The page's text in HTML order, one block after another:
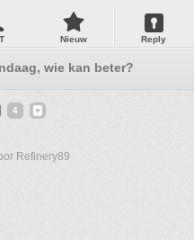
Nieuw Reply
wie kan beter?
4
Refinery89